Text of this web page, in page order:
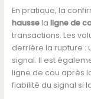
En pratique, la
haussela ligne de
transactions. Les
derrière la rupture :
signal. Il est
ligne de cou après
fiabilité du signal si